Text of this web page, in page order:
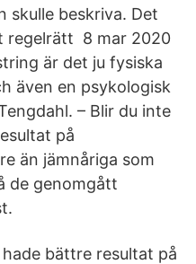
skulle beskriva. Det
regelrätt 8 mar 2020
är det ju fysiska
även en psykologisk
– Blir du inte
på
än jämnåriga som
de genomgått
bättre resultat på